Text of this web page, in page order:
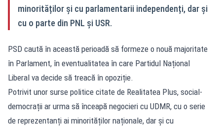
minorităților și cu parlamentarii independenți, dar și
cu o parte din PNL și USR.
PSD caută în această perioadă să formeze o nouă majoritate
în Parlament, în eventualitatea în care Partidul Național
Liberal va decide să treacă în opoziție.
Potrivit unor surse politice citate de Realitatea Plus, social-
democrații ar urma să înceapă negocieri cu UDMR, cu o serie
de reprezentanți ai minorităților naționale, dar și cu